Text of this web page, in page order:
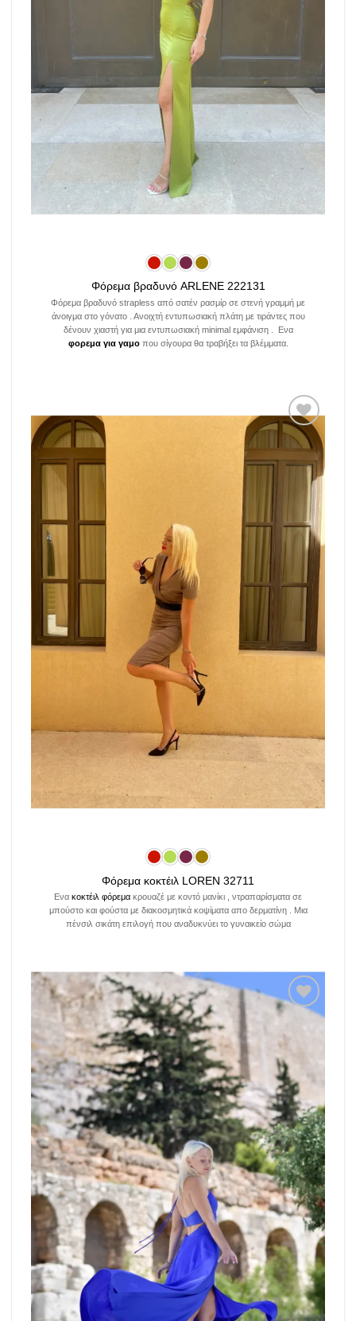
Φόρεμα βραδυνό ARLENE 222131
Φόρεμα βραδυνό strapless από σατέν ρασμίρ σε στενή γραμμή με
άνοιγμα στο γόνατο . Ανοιχτή εντυπωσιακή πλάτη με τιράντες που
δένουν χιαστή για μια εντυπωσιακή minimal εμφάνιση . Ενα
φορεμα για γαμοπου σίγουρα θα τραβήξει τα βλέμματα.
Add to
wishlist
Φόρεμα κοκτέιλ LOREN 32711
Ενα κοκτέιλ φόρεμα κρουαζέ με κοντό μανίκι , ντραπαρίσματα σε
μπούστο και φούστα με διακοσμητικά κοψίματα απο δερματίνη . Μια
πένσιλ σικάτη επιλογή που αναδυκνύει το γυναικείο σώμα
wishlist